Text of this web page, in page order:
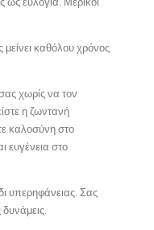
καθόλου χρόνος
χωρίς να τον
η ζωντανή
καλοσύνη στο
ευγένεια στο
υπερηφάνειας. Σας